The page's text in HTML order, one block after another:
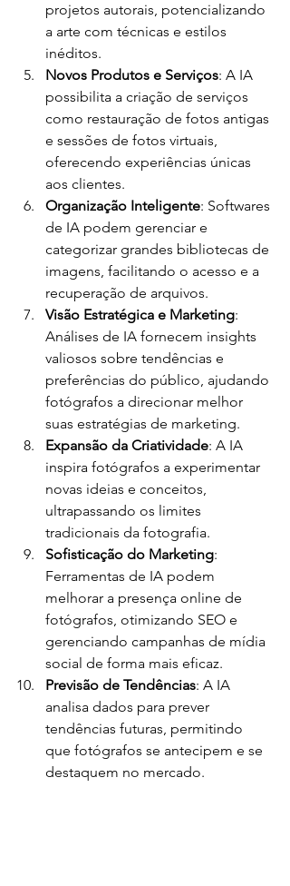
projetos autorais, potencializando
a arte com técnicas e estilos
inéditos.
Novos Produtos e Serviços: A IA
possibilita a criação de serviços
como restauração de fotos antigas
e sessões de fotos virtuais,
oferecendo experiências únicas
aos clientes.
Organização Inteligente: Softwares
de IA podem gerenciar e
categorizar grandes bibliotecas de
imagens, facilitando o acesso e a
recuperação de arquivos.
Visão Estratégica e Marketing:
Análises de IA fornecem insights
valiosos sobre tendências e
preferências do público, ajudando
fotógrafos a direcionar melhor
suas estratégias de marketing.
Expansão da Criatividade: A IA
inspira fotógrafos a experimentar
novas ideias e conceitos,
ultrapassando os limites
tradicionais da fotografia.
Sofisticação do Marketing:
Ferramentas de IA podem
melhorar a presença online de
fotógrafos, otimizando SEO e
gerenciando campanhas de mídia
social de forma mais eficaz.
Previsão de Tendências: A IA
analisa dados para prever
tendências futuras, permitindo
que fotógrafos se antecipem e se
destaquem no mercado.